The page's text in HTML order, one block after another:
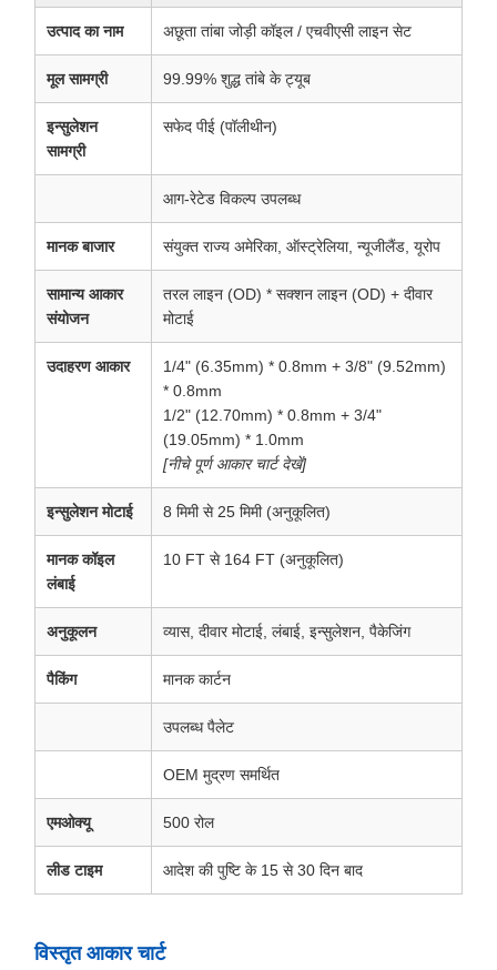
उत्पाद का नाम अछूता तांबा जोड़ी कॉइल / एचवीएसी लाइन सेट
मूल सामग्री 99.99% शुद्ध तांबे के ट्यूब
इन्सुलेशन
सामग्री
सफेद पीई (पॉलीथीन)
आग-रेटेड विकल्प उपलब्ध
मानक बाजार संयुक्त राज्य अमेरिका, ऑस्ट्रेलिया, न्यूजीलैंड, यूरोप
सामान्य आकार
संयोजन
तरल लाइन (OD) * सक्शन लाइन (OD) + दीवार
मोटाई
उदाहरण आकार
1/4" (6.35mm) * 0.8mm + 3/8" (9.52mm)
* 0.8mm
1/2" (12.70mm) * 0.8mm + 3/4"
(19.05mm) * 1.0mm
[नीचे पूर्ण आकार चार्ट देखें]
इन्सुलेशन मोटाई 8 मिमी से 25 मिमी (अनुकूलित)
मानक कॉइल
लंबाई
10 FT से 164 FT (अनुकूलित)
अनुकूलन व्यास, दीवार मोटाई, लंबाई, इन्सुलेशन, पैकेजिंग
पैकिंग मानक कार्टन
उपलब्ध पैलेट
OEM मुद्रण समर्थित
एमओक्यू 500 रोल
लीड टाइम आदेश की पुष्टि के 15 से 30 दिन बाद
विस्तृत आकार चार्ट